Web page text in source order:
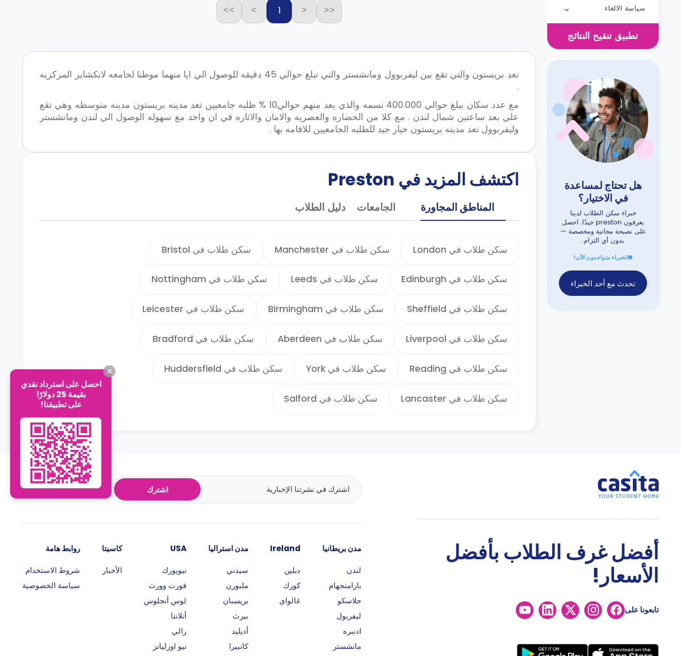
سياسة الالغاء
تطبيق تنقيح النتائج
هل تحتاج لمساعدة
في الاختيار؟
خبراء سكن الطلاب لدينا
يعرفون preston جيدًا. احصل
على نصيحة مجانية ومخصصة —
بدون أي التزام.
الخبراء متواجدون الآن!
تحدث مع أحد الخبراء
<<
<
1
>
>>
تعد بريستون والتي تقع بين ليفربوول ومانشستر والتي تبلغ حوالي 45 دقيقه للوصول الي ايا منهما موطنا لجامعه لانكشاير المركزيه
.
مع عدد سكان يبلغ حوالي 400.000 نسمه والذي يعد منهم حوالي10 % طلبه جامعيين تعد مدينه بريستون مدينه متوسطه وهي تقع
علي بعد ساعتين شمال لندن . مع كلا من الحضاره والعصريه والامان والاثاره في ان واحد مع سهوله الوصول الي لندن ومانشستر
وليفربوول تعد مدينه بريستون خيار جيد للطلبه الجامعيين للاقامه بها .
اكتشف المزيد في Preston
المناطق المجاورة الجامعات دليل الطلاب
سكن طلاب في London سكن طلاب في Manchester سكن طلاب في Bristol
سكن طلاب في Edinburgh سكن طلاب في Leeds سكن طلاب في Nottingham
سكن طلاب في Sheffield سكن طلاب في Birmingham سكن طلاب في Leicester
سكن طلاب في Liverpool سكن طلاب في Aberdeen سكن طلاب في Bradford
سكن طلاب في Reading سكن طلاب في York سكن طلاب في Huddersfield
سكن طلاب في Lancaster سكن طلاب في Salford
اشترك
أفضل غرف الطلاب بأفضل
الأسعار!
تابعونا على
مدن بريطانيا
لندن
بارامنجهام
جلاسكو
ليفربول
ادنبره
مانشستر
Ireland
دبلين
كورك
غالواي
مدن استراليا
سيدني
ملبورن
بريسبان
بيرث
أديليد
كانبيرا
USA
نيويورك
فورت وورث
لوس أنجلوس
أتلانتا
رالي
نيو اورليانز
كاسيتا
الأخبار
روابط هامة
شروط الاستخدام
سياسة الخصوصية
احصل على استرداد نقدي
بقيمة 25 دولارًا
على تطبيقنا!